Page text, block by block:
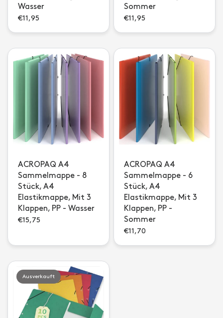
Wasser
€11,95
Sommer
€11,95
ACROPAQ A4
Sammelmappe - 8
Stück, A4
Elastikmappe, Mit 3
Klappen, PP - Wasser
€15,75
ACROPAQ A4
Sammelmappe - 6
Stück, A4
Elastikmappe, Mit 3
Klappen, PP -
Sommer
€11,70
Ausverkauft